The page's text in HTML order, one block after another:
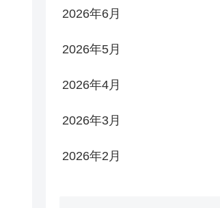
2026年6月
2026年5月
2026年4月
2026年3月
2026年2月